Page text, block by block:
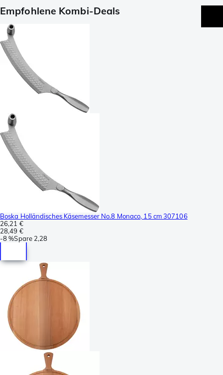
Empfohlene Kombi-Deals
Boska Holländisches Käsemesser No.8 Monaco, 15 cm 307106
26,21 €
28,49 €
-8 %Spare 2,28